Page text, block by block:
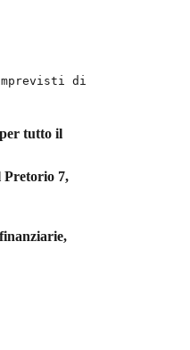
di
tutto il
Pretorio 7,